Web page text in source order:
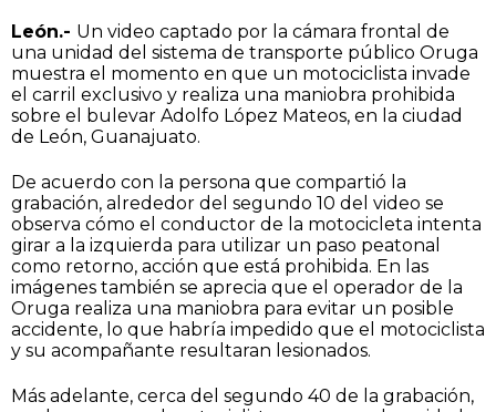
León.- Un video captado por la cámara frontal de
una unidad del sistema de transporte público Oruga
muestra el momento en que un motociclista invade
el carril exclusivo y realiza una maniobra prohibida
sobre el bulevar Adolfo López Mateos, en la ciudad
de León, Guanajuato.
De acuerdo con la persona que compartió la
grabación, alrededor del segundo 10 del video se
observa cómo el conductor de la motocicleta intenta
girar a la izquierda para utilizar un paso peatonal
como retorno, acción que está prohibida. En las
imágenes también se aprecia que el operador de la
Oruga realiza una maniobra para evitar un posible
accidente, lo que habría impedido que el motociclista
y su acompañante resultaran lesionados.
Más adelante, cerca del segundo 40 de la grabación,